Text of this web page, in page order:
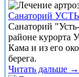
Санаторий
Санаторий
районе курорта
Кама и из его
берега.
Читать дальше →